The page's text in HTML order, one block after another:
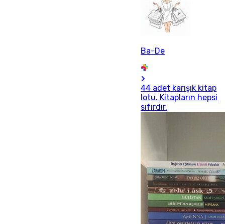
Ba-De
44 adet karışık kitap
lotu. Kitapların hepsi
sıfırdır.